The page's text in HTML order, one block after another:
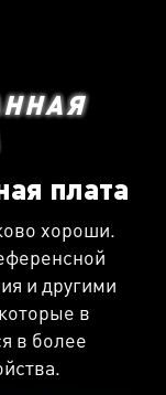
плата
хороши.
и другими
в
в более